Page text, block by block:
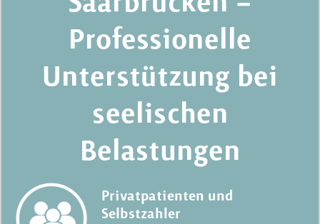
Über mich
Therapieplatz
Professionelle
Unterstützung bei
seelischen
Belastungen
Privatpatienten und
Selbstzahler